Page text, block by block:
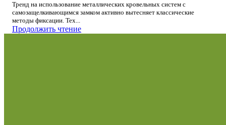
Тренд на использование металлических кровельных систем с
самозащелкивающимся замком активно вытесняет классические
методы фиксации. Тех...
Продолжить чтение